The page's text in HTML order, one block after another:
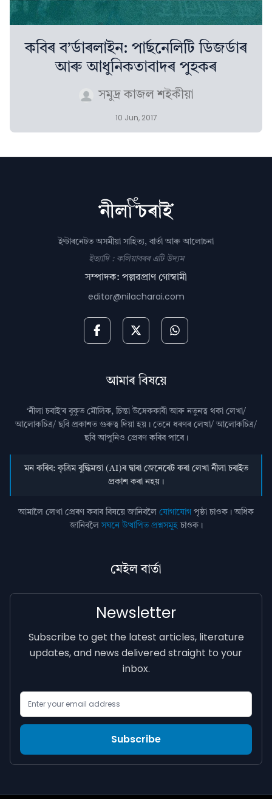
কবিৰ ব’ৰ্ডাৰলাইন: পাৰ্ছনেলিটি ডিজৰ্ডাৰ
আৰু আধুনিকতাবাদৰ পুহকৰ
সমুদ্ৰ কাজল শইকীয়া
10 Jun, 2017
ইণ্টাৰনেটত অসমীয়া সাহিত্য, বাৰ্তা আৰু আলোচনা
ইত্যাদি : কলিয়াবৰৰ এটি উদ্যম
সম্পাদক: পল্লৱপ্ৰাণ গোস্বামী
editor@nilacharai.com
আমাৰ বিষয়ে
‘নীলা চৰাই’ৰ বুকুত মৌলিক, চিন্তা উদ্রেককাৰী আৰু নতুনত্ব থকা লেখা/
আলোকচিত্ৰ/ ছবি প্রকাশত গুৰুত্ব দিয়া হয়। তেনে ধৰণৰ লেখা/ আলোকচিত্ৰ/
ছবি আপুনিও প্রেৰণ কৰিব পাৰে।
মন কৰিব: কৃত্ৰিম বুদ্ধিমত্তা (AI)ৰ দ্বাৰা জেনেৰেট কৰা লেখা নীলা চৰাইত
প্ৰকাশ কৰা নহয়।
আমালৈ লেখা প্ৰেৰণ কৰাৰ বিষয়ে জানিবলৈ যোগাযোগ পৃষ্ঠা চাওক। অধিক
জানিবলৈসঘনে উত্থাপিত প্ৰশ্নসমূহচাওক।
মেইল বাৰ্তা
Newsletter
Subscribe to get the latest articles, literature
updates, and news delivered straight to your
inbox.
Subscribe